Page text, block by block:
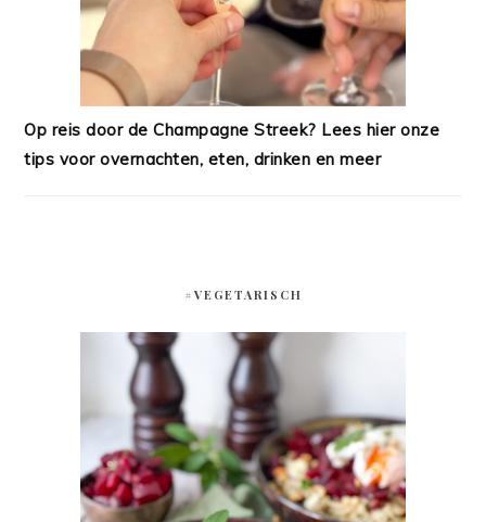
Op reis door de Champagne Streek? Lees hier onze
tips voor overnachten, eten, drinken en meer
#VEGETARISCH